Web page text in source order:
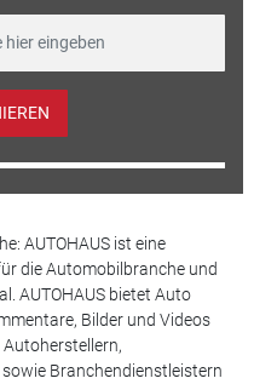
AUTOHAUS ist eine
die Automobilbranche und
AUTOHAUS bietet Auto
Bilder und Videos
Branchendienstleistern